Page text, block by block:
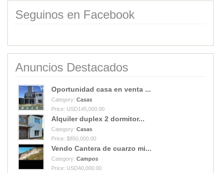
Seguinos en Facebook
Anuncios Destacados
Oportunidad casa en venta ...
Category: Casas
Price: USD145,000.00
Alquiler duplex 2 dormitor...
Category: Casas
Price: $850,000.00
Vendo Cantera de cuarzo mi...
Category: Campos
Price: USD40,000.00